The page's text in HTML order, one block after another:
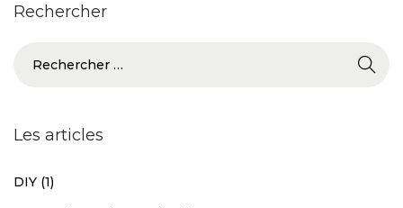
Rechercher
Les articles
DIY (1)